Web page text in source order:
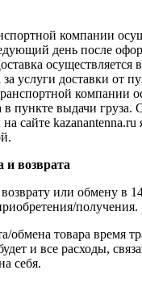
компании
день после
осуществляется
услуги доставки от
компании
в пункте выдачи груза.
сайте kazanantenna.ru
и возврата
или обмену в
получения.
обмена товара время
и все расходы,
себя.